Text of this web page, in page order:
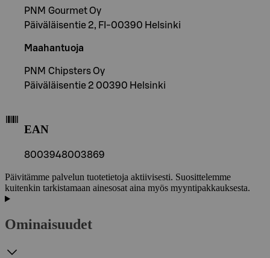
PNM Gourmet Oy
Päiväläisentie 2, FI-00390 Helsinki
Maahantuoja
PNM Chipsters Oy
Päiväläisentie 2 00390 Helsinki
EAN
8003948003869
Päivitämme palvelun tuotetietoja aktiivisesti. Suosittelemme
kuitenkin tarkistamaan ainesosat aina myös myyntipakkauksesta.
Ominaisuudet